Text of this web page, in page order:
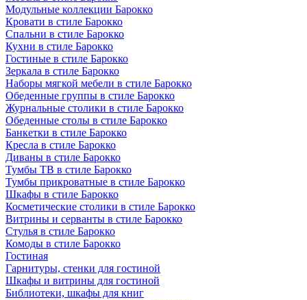
Модульные коллекции Барокко
Кровати в стиле Барокко
Спальни в стиле Барокко
Кухни в стиле Барокко
Гостиные в стиле Барокко
Зеркала в стиле Барокко
Наборы мягкой мебели в стиле Барокко
Обеденные группы в стиле Барокко
Журнальные столики в стиле Барокко
Обеденные столы в стиле Барокко
Банкетки в стиле Барокко
Кресла в стиле Барокко
Диваны в стиле Барокко
Тумбы ТВ в стиле Барокко
Тумбы прикроватные в стиле Барокко
Шкафы в стиле Барокко
Косметические столики в стиле Барокко
Витрины и серванты в стиле Барокко
Стулья в стиле Барокко
Комоды в стиле Барокко
Гостиная
Гарнитуры, стенки для гостиной
Шкафы и витрины для гостиной
Библиотеки, шкафы для книг